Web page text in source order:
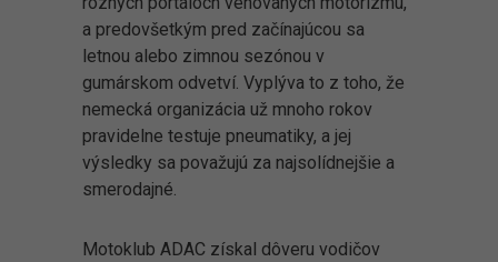
a predovšetkým pred začínajúcou sa
letnou alebo zimnou sezónou v
gumárskom odvetví. Vyplýva to z toho, že
nemecká organizácia už mnoho rokov
pravidelne testuje pneumatiky, a jej
výsledky sa považujú za najsolídnejšie a
smerodajné.
Motoklub ADAC získal dôveru vodičov